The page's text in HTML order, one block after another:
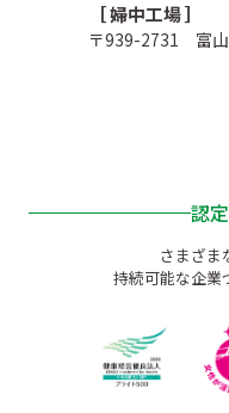
［ 婦中工場 ］
〒939-2731 富山
認
さまざま
持続可能な企業